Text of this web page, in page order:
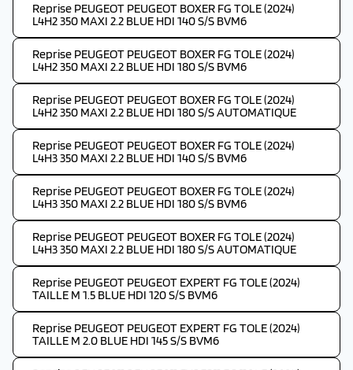
Reprise PEUGEOT PEUGEOT BOXER FG TOLE (2024)
L4H2 350 MAXI 2.2 BLUE HDI 140 S/S BVM6
Reprise PEUGEOT PEUGEOT BOXER FG TOLE (2024)
L4H2 350 MAXI 2.2 BLUE HDI 180 S/S BVM6
Reprise PEUGEOT PEUGEOT BOXER FG TOLE (2024)
L4H2 350 MAXI 2.2 BLUE HDI 180 S/S AUTOMATIQUE
Reprise PEUGEOT PEUGEOT BOXER FG TOLE (2024)
L4H3 350 MAXI 2.2 BLUE HDI 140 S/S BVM6
Reprise PEUGEOT PEUGEOT BOXER FG TOLE (2024)
L4H3 350 MAXI 2.2 BLUE HDI 180 S/S BVM6
Reprise PEUGEOT PEUGEOT BOXER FG TOLE (2024)
L4H3 350 MAXI 2.2 BLUE HDI 180 S/S AUTOMATIQUE
Reprise PEUGEOT PEUGEOT EXPERT FG TOLE (2024)
TAILLE M 1.5 BLUE HDI 120 S/S BVM6
Reprise PEUGEOT PEUGEOT EXPERT FG TOLE (2024)
TAILLE M 2.0 BLUE HDI 145 S/S BVM6